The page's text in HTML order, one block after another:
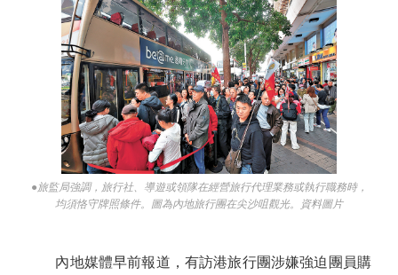
●旅監局強調，旅行社、導遊或領隊在經營旅行代理業務或執行職務時，
均須恪守牌照條件。圖為內地旅行團在尖沙咀觀光。資料圖片
內地媒體早前報道，有訪港旅行團涉嫌強迫團員購